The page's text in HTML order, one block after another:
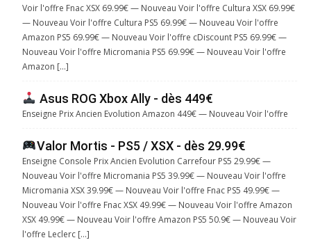
Voir l'offre Fnac XSX 69.99€ — Nouveau Voir l'offre Cultura XSX 69.99€
— Nouveau Voir l'offre Cultura PS5 69.99€ — Nouveau Voir l'offre
Amazon PS5 69.99€ — Nouveau Voir l'offre cDiscount PS5 69.99€ —
Nouveau Voir l'offre Micromania PS5 69.99€ — Nouveau Voir l'offre
Amazon […]
Asus ROG Xbox Ally - dès 449€
Enseigne Prix Ancien Evolution Amazon 449€ — Nouveau Voir l'offre
Valor Mortis - PS5 / XSX - dès 29.99€
Enseigne Console Prix Ancien Evolution Carrefour PS5 29.99€ —
Nouveau Voir l'offre Micromania PS5 39.99€ — Nouveau Voir l'offre
Micromania XSX 39.99€ — Nouveau Voir l'offre Fnac PS5 49.99€ —
Nouveau Voir l'offre Fnac XSX 49.99€ — Nouveau Voir l'offre Amazon
XSX 49.99€ — Nouveau Voir l'offre Amazon PS5 50.9€ — Nouveau Voir
l'offre Leclerc […]